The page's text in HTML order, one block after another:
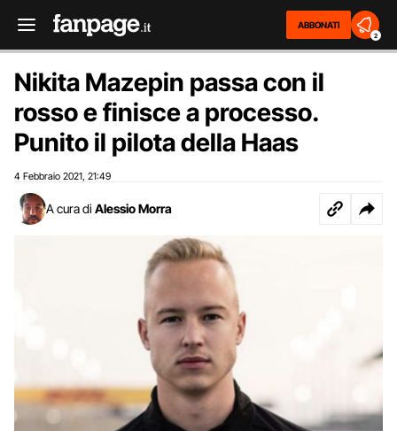
ABBONATI
2
Nikita Mazepin passa con il
rosso e finisce a processo.
Punito il pilota della Haas
4 Febbraio 2021 21:49
A cura di Alessio Morra